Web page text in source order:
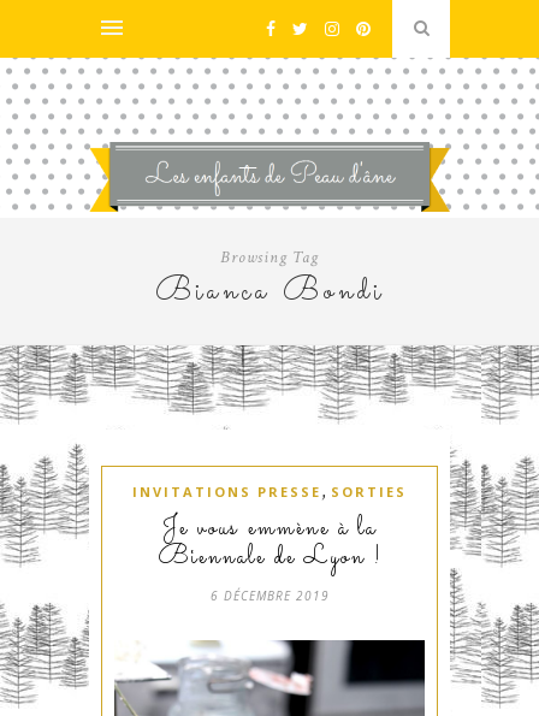
Browsing Tag
Bianca Bondi
INVITATIONS PRESSE , SORTIES
Je vous emmène à la
Biennale de Lyon !
6 DÉCEMBRE 2019